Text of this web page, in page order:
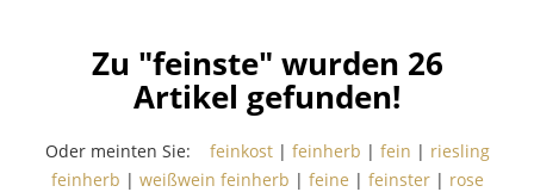
Zu "feinste" wurden 26
Artikel gefunden!
Oder meinten Sie: feinkost| feinherb | fein | riesling
feinherb | weißwein feinherb | feine | feinster| rose